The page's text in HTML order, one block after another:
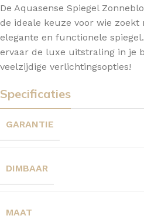
De Aquasense Spiegel
de ideale keuze voor wie zoekt
elegante en functionele
ervaar de luxe uitstraling in je
veelzijdige verlichtingsopties!
Specificaties
GARANTIE
DIMBAAR
MAAT